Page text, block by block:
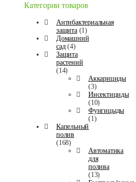
Категории товаров
Антибактериальная
защита (1)
Домашний
сад (4)
Защита
растений
(14)
Аккарициды
(3)
Инсектициды
(10)
Фунгицыды
(1)
Капельный
полив
(168)
Автоматика
для
полива
(13)